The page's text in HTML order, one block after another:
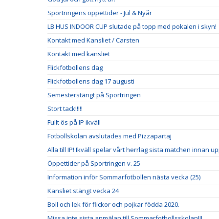
Sportringens öppettider - Jul & Nyår
LB HUS INDOOR CUP slutade på topp med pokalen i skyn!
Kontakt med Kansliet / Carsten
Kontakt med kansliet
Flickfotbollens dag
Flickfotbollens dag 17 augusti
Semesterstängt på Sportringen
Stort tack!!!!!
Fullt ös på IP ikväll
Fotbollskolan avslutades med Pizzapartaj
Alla till IP! Ikväll spelar vårt herrlag sista matchen innan
Öppettider på Sportringen v. 25
Information inför Sommarfotbollen nästa vecka (25)
Kansliet stängt vecka 24
Boll och lek för flickor och pojkar födda 2020.